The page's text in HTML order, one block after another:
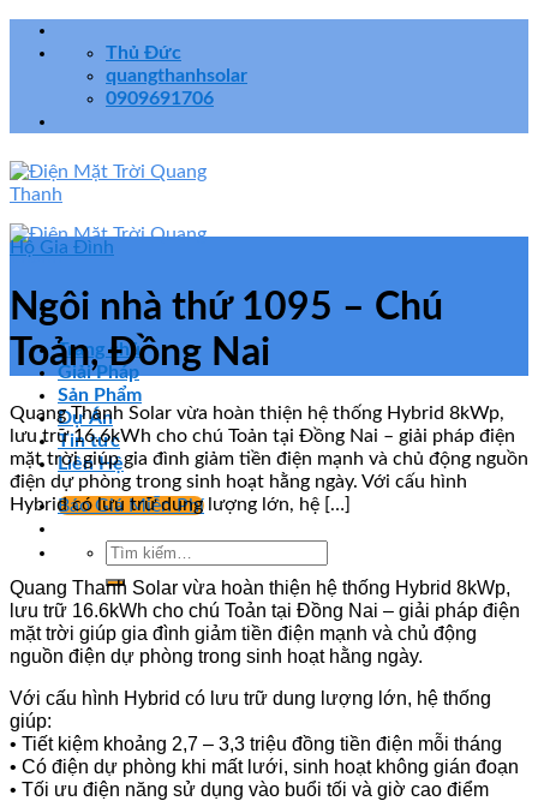
Skip
Thủ Đức
quangthanhsolar
0909691706
Trang chủ
Giải Pháp
Sản Phẩm
Dự Án
Tin tức
Liên Hệ
Báo Giá Miễn Phí
Tìm
Hộ Gia Đình
Ngôi nhà thứ 1095 – Chú
Toản, Đồng Nai
Quang Thanh Solar vừa hoàn thiện hệ thống Hybrid 8kWp,
lưu trữ 16.6kWh cho chú Toản tại Đồng Nai – giải pháp điện
mặt trời giúp gia đình giảm tiền điện mạnh và chủ động nguồn
điện dự phòng trong sinh hoạt hằng ngày. Với cấu hình
Hybrid có lưu trữ dung lượng lớn, hệ […]
Quang Thanh Solar vừa hoàn thiện hệ thống Hybrid 8kWp,
lưu trữ 16.6kWh cho chú Toản tại Đồng Nai – giải pháp điện
mặt trời giúp gia đình giảm tiền điện mạnh và chủ động
nguồn điện dự phòng trong sinh hoạt hằng ngày.
Với cấu hình Hybrid có lưu trữ dung lượng lớn, hệ thống
giúp:
• Tiết kiệm khoảng 2,7 – 3,3 triệu đồng tiền điện mỗi tháng
• Có điện dự phòng khi mất lưới, sinh hoạt không gián đoạn
• Tối ưu điện năng sử dụng vào buổi tối và giờ cao điểm